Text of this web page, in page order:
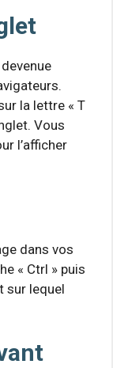
la lettre « T
Vous
l’afficher
dans vos
« Ctrl » puis
sur lequel